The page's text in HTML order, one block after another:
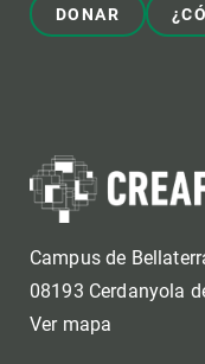
DONAR
Campus de
08193 Cerdanyola
Ver mapa